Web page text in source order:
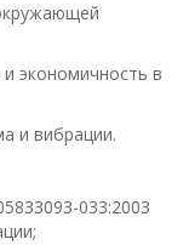
экономичность в
и вибрации.
033:2003